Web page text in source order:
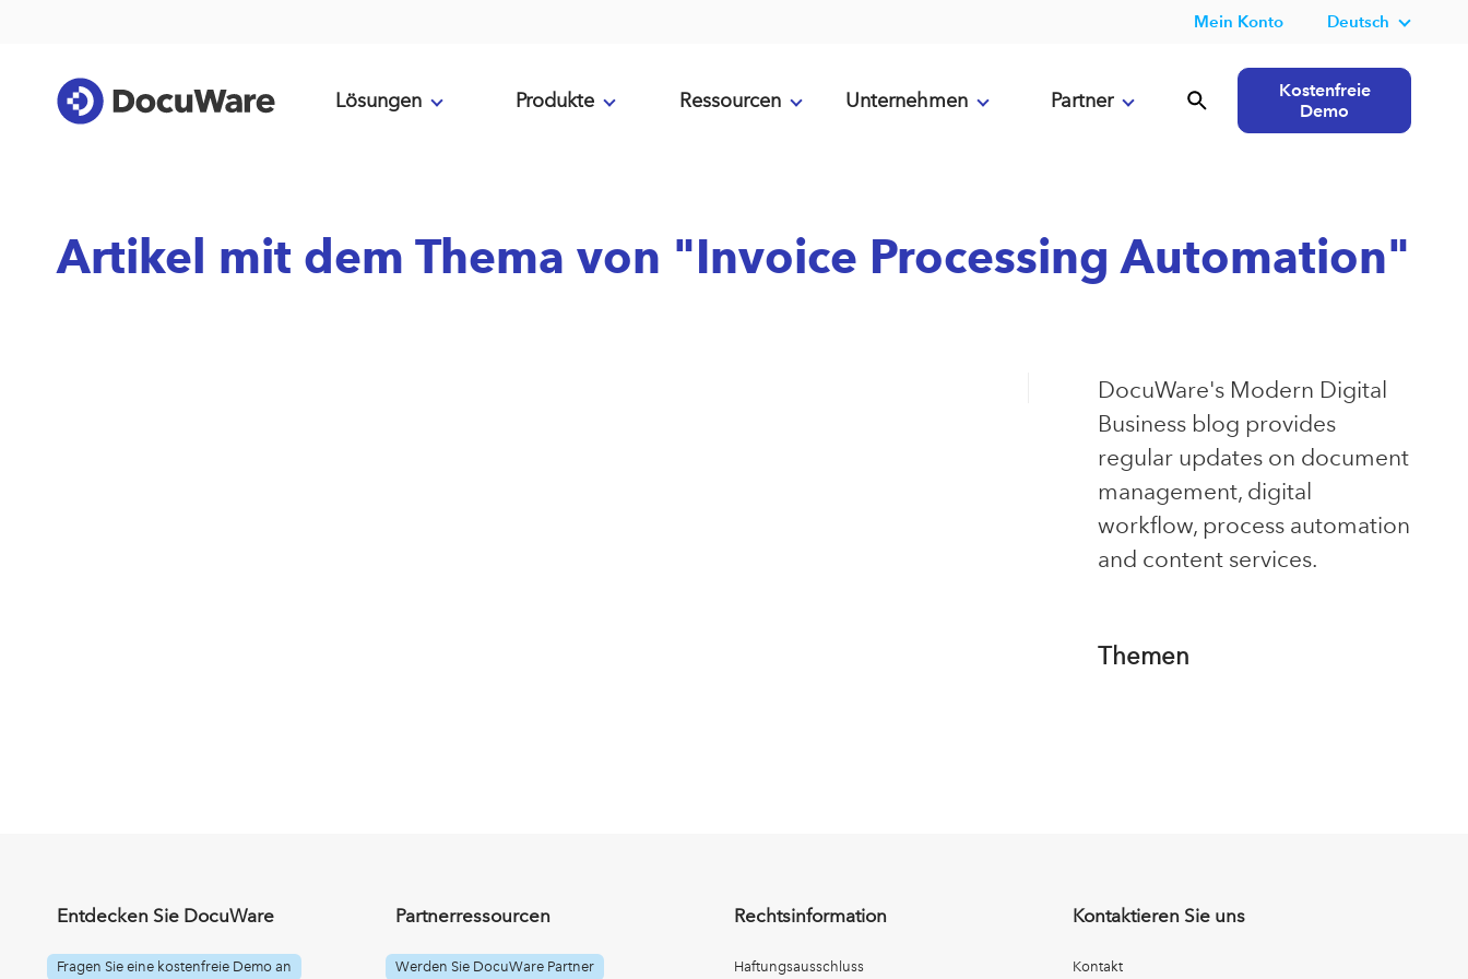
Mein Konto Deutsch
Lösungen Produkte Ressourcen Unternehmen Partner
Kostenfreie
Demo
Artikel mit dem Thema von "Invoice Processing Automation"
DocuWare's Modern Digital
Business blog provides
regular updates on document
management, digital
workflow, process automation
and content services.
Themen
Entdecken Sie DocuWare
Fragen Sie eine kostenfreie Demo an
Partnerressourcen
Werden Sie DocuWare Partner
Rechtsinformation
Haftungsausschluss
Kontaktieren Sie uns
Kontakt